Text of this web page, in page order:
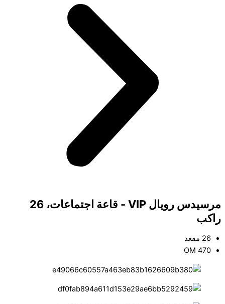
مرسيدس رويال VIP - قاعة اجتماعات، 26
راكب
26 مقعد
OM 470